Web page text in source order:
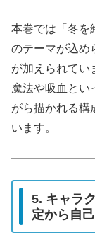
本巻では「冬を
のテーマが込め
が加えられてい
魔法や吸血とい
がら描かれる構
います。
5. キャラ
定から自